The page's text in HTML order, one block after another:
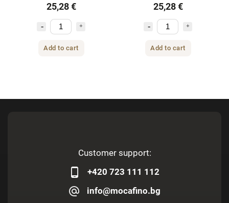
25,28 €
Add to cart
25,28 €
Add to cart
Customer support:
+420 723 111 112
info@mocafino.bg